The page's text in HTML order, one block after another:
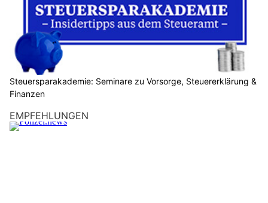
Steuersparakademie: Seminare zu Vorsorge, Steuererklärung &
Finanzen
EMPFEHLUNGEN